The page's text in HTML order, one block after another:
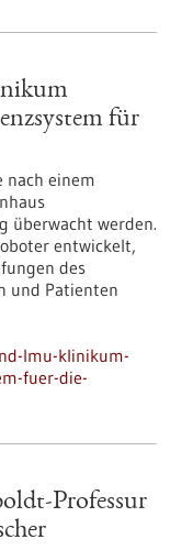
für
nach einem
überwacht werden.
entwickelt,
des
und Patienten
lmu-klinikum-
fuer-die-
Professur